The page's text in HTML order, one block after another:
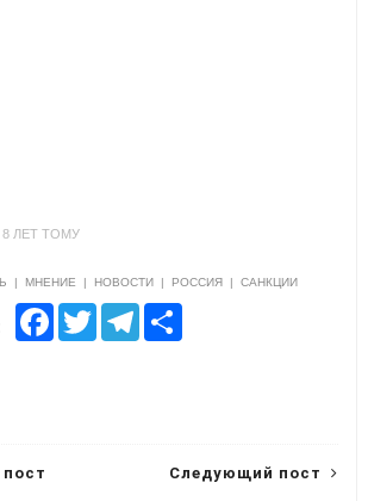
8 ЛЕТ ТОМУ
| МНЕНИЕ | НОВОСТИ | РОССИЯ | САНКЦИИ
F
T
w
T
e
S
Следующий пост